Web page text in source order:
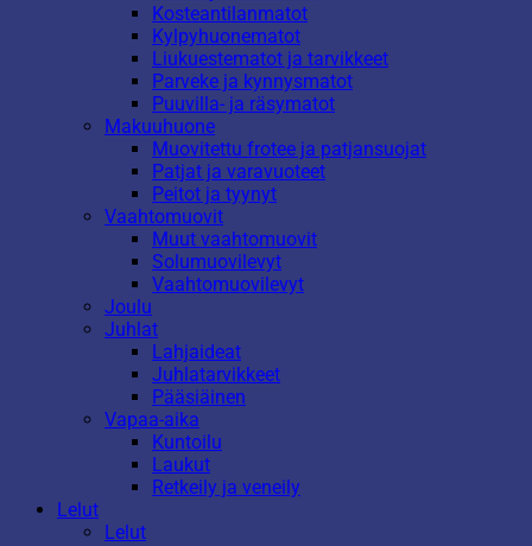
Kosteantilanmatot
Kylpyhuonematot
Liukuestematot ja tarvikkeet
Parveke ja kynnysmatot
Puuvilla- ja räsymatot
Makuuhuone
Muovitettu frotee ja patjansuojat
Patjat ja varavuoteet
Peitot ja tyynyt
Vaahtomuovit
Muut vaahtomuovit
Solumuovilevyt
Vaahtomuovilevyt
Joulu
Juhlat
Lahjaideat
Juhlatarvikkeet
Pääsiäinen
Vapaa-aika
Kuntoilu
Laukut
Retkeily ja veneily
Lelut
Lelut